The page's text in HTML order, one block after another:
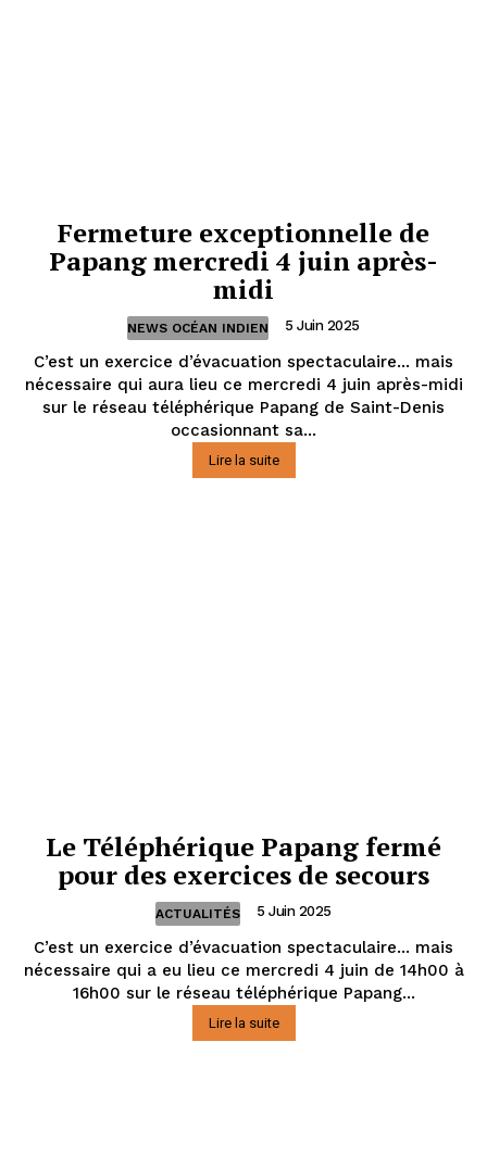
Fermeture exceptionnelle de
Papang mercredi 4 juin après-
midi
NEWS OCÉAN INDIEN 5 Juin 2025
C’est un exercice d’évacuation spectaculaire... mais
nécessaire qui aura lieu ce mercredi 4 juin après-midi
sur le réseau téléphérique Papang de Saint-Denis
occasionnant sa...
Lire la suite
Le Téléphérique Papang fermé
pour des exercices de secours
ACTUALITÉS 5 Juin 2025
C’est un exercice d’évacuation spectaculaire... mais
nécessaire qui a eu lieu ce mercredi 4 juin de 14h00 à
16h00 sur le réseau téléphérique Papang...
Lire la suite